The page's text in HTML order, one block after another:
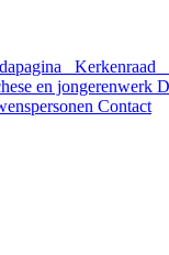
Kerkenraad
en jongerenwerk
Contact